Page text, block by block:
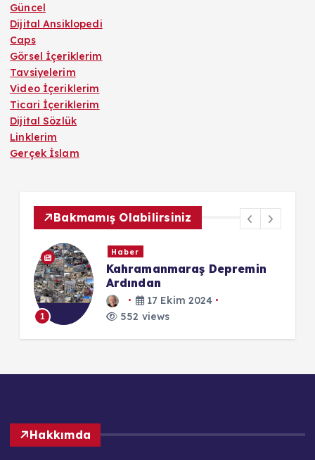
Güncel
Dijital Ansiklopedi
Caps
Görsel İçeriklerim
Tavsiyelerim
Video İçeriklerim
Ticari İçeriklerim
Dijital Sözlük
Linklerim
Gerçek İslam
Bakmamış Olabilirsiniz
1
Haber
Kahramanmaraş Depremin
Ardından
17 Ekim 2024
552 views
Hakkımda